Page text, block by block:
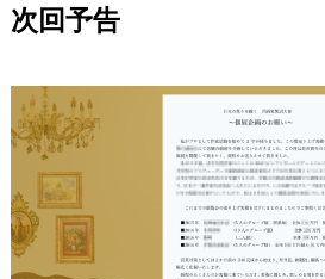
次回予告